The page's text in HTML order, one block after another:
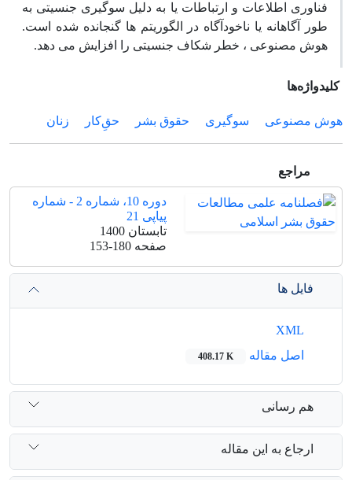
فناوری اطلاعات و ارتباطات یا به دلیل سوگیری جنسیتی به
طور آگاهانه یا ناخودآگاه در الگوریتم ها گنجانده شده است.
هوش مصنوعی ، خطر شکاف جنسیتی را افزایش می دهد.
کلیدواژه‌ها
هوش مصنوعی سوگیری حقوق بشر حقِ‌کار زنان
مراجع
دوره 10، شماره 2 - شماره
پیاپی 21
تابستان 1400
صفحه 153-180
فایل ها
اصل مقاله
408.17 K
هم رسانی
ارجاع به این مقاله